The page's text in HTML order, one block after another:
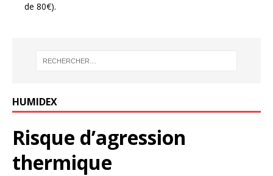
de 80€).
HUMIDEX
Risque d’agression
thermique